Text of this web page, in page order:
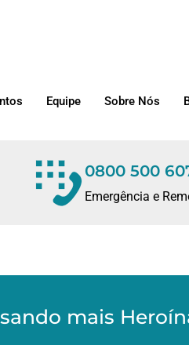
Equipe Sobre Nós
0800 500
Emergência e
mais